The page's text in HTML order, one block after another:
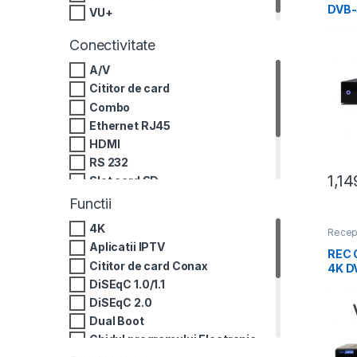
CAM,
CAM,
REC
4K
VU+
Conectivitate
A/V
Cititor de card
Combo
Ethernet RJ45
HDMI
RS 232
Slot card SD
SPDIF optic
Wireless (WIFI)
Functii
4K
Aplicatii IPTV
Cititor de card Conax
DiSEqC 1.0/1.1
DiSEqC 2.0
Dual Boot
Ghidul programului Electronic